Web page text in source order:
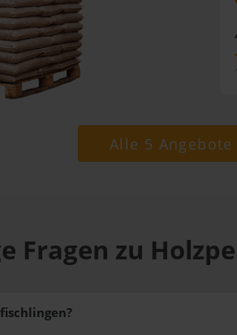
Alle 5 Angebote
Fragen zu